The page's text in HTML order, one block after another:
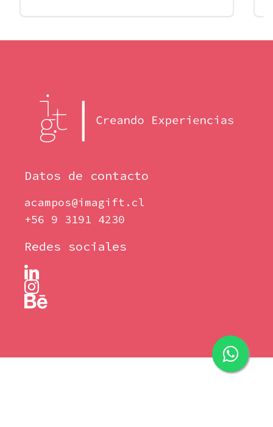
Datos de contacto
acampos@imagift.cl
+56 9 3191 4230
Redes sociales